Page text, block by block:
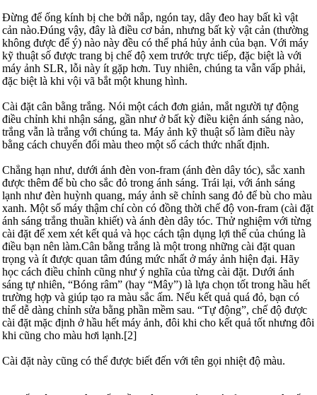
Đừng để ống kính bị che bởi nắp, ngón tay, dây đeo hay bất kì vật
cản nào.Đúng vậy, đây là điều cơ bản, nhưng bất kỳ vật cản (thường
không được để ý) nào này đều có thể phá hủy ảnh của bạn. Với máy
kỹ thuật số được trang bị chế độ xem trước trực tiếp, đặc biệt là với
máy ảnh SLR, lỗi này ít gặp hơn. Tuy nhiên, chúng ta vẫn vấp phải,
đặc biệt là khi vội vã bắt một khung hình.
Cài đặt cân bằng trắng. Nói một cách đơn giản, mắt người tự động
điều chỉnh khi nhận sáng, gần như ở bất kỳ điều kiện ánh sáng nào,
trắng vẫn là trắng với chúng ta. Máy ảnh kỹ thuật số làm điều này
bằng cách chuyển đổi màu theo một số cách thức nhất định.
Chẳng hạn như, dưới ánh đèn von-fram (ánh đèn dây tóc), sắc xanh
được thêm để bù cho sắc đỏ trong ánh sáng. Trái lại, với ánh sáng
lạnh như đèn huỳnh quang, máy ảnh sẽ chỉnh sang đỏ để bù cho màu
xanh. Một số máy thậm chí còn có đồng thời chế độ von-fram (cài đặt
ánh sáng trắng thuần khiết) và ánh đèn dây tóc. Thử nghiệm với từng
cài đặt để xem xét kết quả và học cách tận dụng lợi thế của chúng là
điều bạn nên làm.Cân bằng trắng là một trong những cài đặt quan
trọng và ít được quan tâm đúng mức nhất ở máy ảnh hiện đại. Hãy
học cách điều chỉnh cũng như ý nghĩa của từng cài đặt. Dưới ánh
sáng tự nhiên, “Bóng râm” (hay “Mây”) là lựa chọn tốt trong hầu hết
trường hợp và giúp tạo ra màu sắc ấm. Nếu kết quả quá đỏ, bạn có
thể dễ dàng chỉnh sửa bằng phần mềm sau. “Tự động”, chế độ được
cài đặt mặc định ở hầu hết máy ảnh, đôi khi cho kết quả tốt nhưng đôi
khi cũng cho màu hơi lạnh.[2]
Cài đặt này cũng có thể được biết đến với tên gọi nhiệt độ màu.